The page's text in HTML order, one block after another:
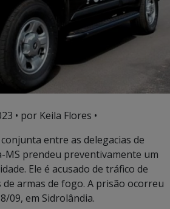
• por Keila Flores •
entre as delegacias de
MS prendeu preventivamente um
Ele é acusado de tráfico de
armas de fogo. A prisão ocorreu
09, em Sidrolândia.